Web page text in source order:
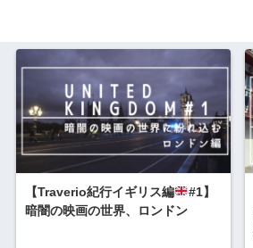
【Traverio紀行イギリス編
#1】
暗闇の映画の世界、ロンドン